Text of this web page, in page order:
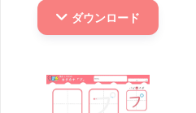
ダウンロード